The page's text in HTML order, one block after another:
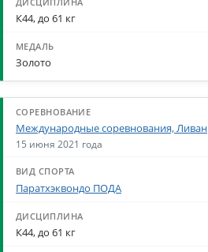
К44, до 61 кг
Золото
Международные соревнования, Ливан
15 июня 2021 года
Паратхэквондо ПОДА
К44, до 61 кг